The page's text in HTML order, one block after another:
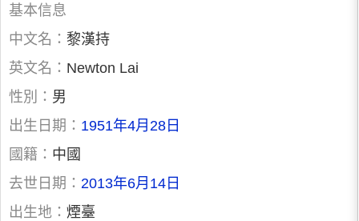
基本信息
中文名： 黎漢持
英文名： Newton Lai
性別： 男
出生日期： 1951年4月28日
國籍： 中國
去世日期： 2013年6月14日
出生地： 煙臺